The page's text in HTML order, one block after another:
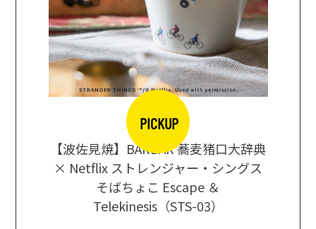
PICKUP
【波佐見焼】BARBAR 蕎麦猪口大辞典
× Netflix ストレンジャー・シングス
そばちょこ Escape ＆
Telekinesis（STS-03）